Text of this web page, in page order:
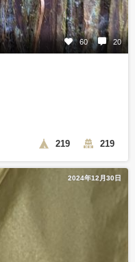
60 20
219 219
2024年12月30日